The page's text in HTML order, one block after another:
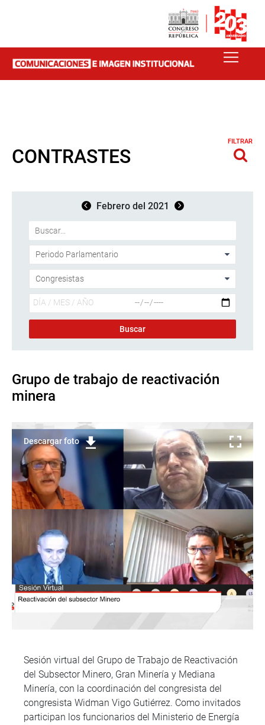
CONTRASTES
FILTRAR
Febrero del 2021
Grupo de trabajo de reactivación
minera
Descargar foto
Sesión virtual del Grupo de Trabajo de Reactivación
del Subsector Minero, Gran Minería y Mediana
Minería, con la coordinación del congresista del
congresista Widman Vigo Gutiérrez. Como invitados
participan los funcionarios del Ministerio de Energía